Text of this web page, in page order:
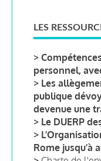
LES
>
personnel,
> Les
publique
devenue une
> Le DUERP
>
Rome jusqu’à